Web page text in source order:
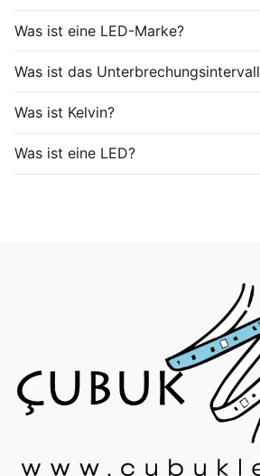
Was ist eine LED-Marke?
Was ist das
Was ist Kelvin?
Was ist eine LED?